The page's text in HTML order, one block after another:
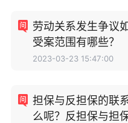
劳动关系发生争议
受案范围有哪些？
2023-03-23 15:47:00
担保与反担保的联
么呢？反担保与担